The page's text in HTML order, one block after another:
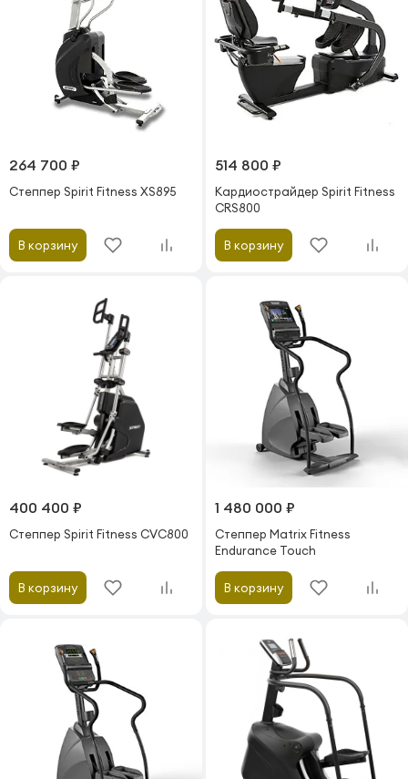
264 700 ₽
Степпер Spirit Fitness XS895
В корзину
514 800 ₽
Кардиострайдер Spirit Fitness
CRS800
В корзину
400 400 ₽
Степпер Spirit Fitness CVC800
В корзину
1 480 000 ₽
Степпер Matrix Fitness
Endurance Touch
В корзину